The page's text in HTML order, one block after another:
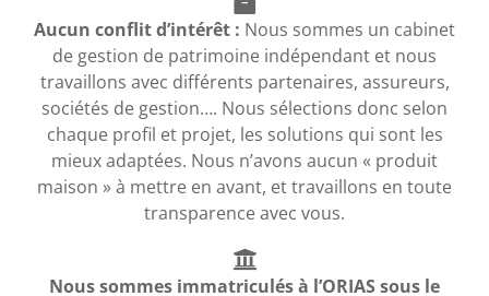
Aucun conflit d’intérêt : Nous sommes un cabinet
de gestion de patrimoine indépendant et nous
travaillons avec différents partenaires, assureurs,
sociétés de gestion…. Nous sélections donc selon
chaque profil et projet, les solutions qui sont les
mieux adaptées. Nous n’avons aucun « produit
maison » à mettre en avant, et travaillons en toute
transparence avec vous.
Nous sommes immatriculés à l’ORIAS sous le